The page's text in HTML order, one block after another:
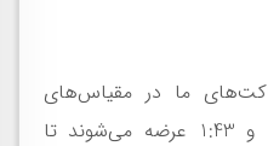
ما در مقیاس‌های
مختلفی همچون 1:18، 1:24 و 1:43 عرضه می‌شوند تا